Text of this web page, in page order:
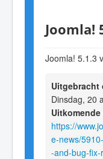
Joomla!
Joomla! 5.1.3
Uitgebracht
Dinsdag, 20
https://
e-news/
-and-bug-